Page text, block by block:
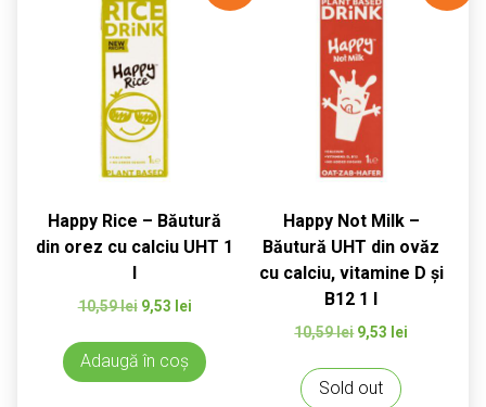
Happy Rice – Băutură
din orez cu calciu UHT 1
l
10,59lei Prețul
fost:
9,53 leiPrețul
este:
9,53 lei.
Adaugă în coș
Happy Not Milk –
Băutură UHT din ovăz
cu calciu, vitamine D și
B12 1 l
10,59lei Prețul
a
fost:
9,53 lei
Sold out